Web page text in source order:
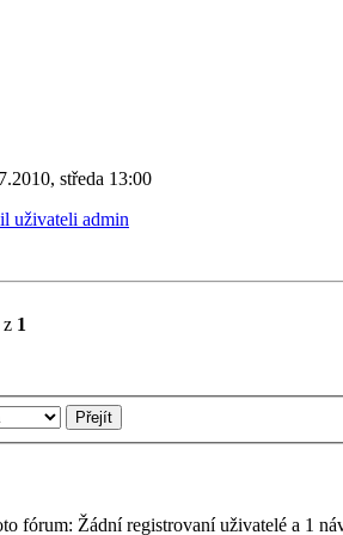
středa 13:00
uživateli admin
z 1
fórum: Žádní registrovaní uživatelé a 1